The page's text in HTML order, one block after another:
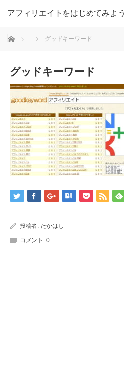
アフィリエイトをはじめてみよう
ホーム グッドキーワード
グッドキーワード
投稿者: たかはし
コメント: 0